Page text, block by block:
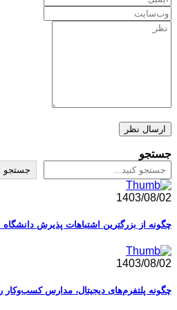
جستجو
1403/
از بزرگترین اشتباهات پذیرش دانشگاه اجتناب
1403/
پلتفرم‌های دیجیتال، مدارس کسب‌وکار را شکل